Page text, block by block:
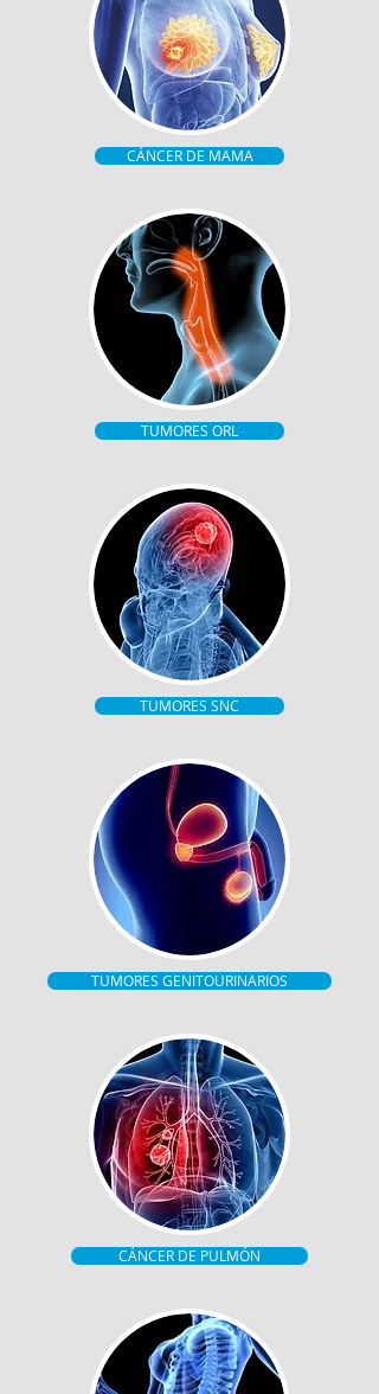
CÁNCER DE MAMA
TUMORES ORL
TUMORES SNC
TUMORES GENITOURINARIOS
CÁNCER DE PULMÓN